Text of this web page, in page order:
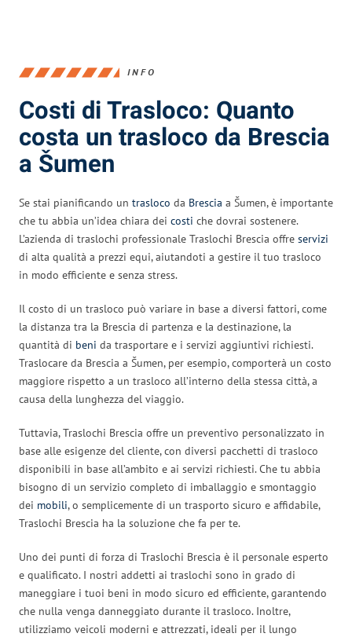
INFO
Costi di Trasloco: Quanto
costa un trasloco da Brescia
a Šumen
Se stai pianificando un trasloco da Brescia a Šumen, è importante
che tu abbia un’idea chiara dei costi che dovrai sostenere.
L’azienda di traslochi professionale Traslochi Brescia offre servizi
di alta qualità a prezzi equi, aiutandoti a gestire il tuo trasloco
in modo efficiente e senza stress.
Il costo di un trasloco può variare in base a diversi fattori, come
la distanza tra la Brescia di partenza e la destinazione, la
quantità di beni da trasportare e i servizi aggiuntivi richiesti.
Traslocare da Brescia a Šumen, per esempio, comporterà un costo
maggiore rispetto a un trasloco all’interno della stessa città, a
causa della lunghezza del viaggio.
Tuttavia, Traslochi Brescia offre un preventivo personalizzato in
base alle esigenze del cliente, con diversi pacchetti di trasloco
disponibili in base all’ambito e ai servizi richiesti. Che tu abbia
bisogno di un servizio completo di imballaggio e smontaggio
dei mobili, o semplicemente di un trasporto sicuro e affidabile,
Traslochi Brescia ha la soluzione che fa per te.
Uno dei punti di forza di Traslochi Brescia è il personale esperto
e qualificato. I nostri addetti ai traslochi sono in grado di
maneggiare i tuoi beni in modo sicuro ed efficiente, garantendo
che nulla venga danneggiato durante il trasloco. Inoltre,
utilizziamo veicoli moderni e attrezzati, ideali per il lungo